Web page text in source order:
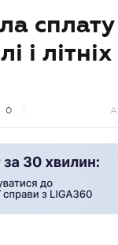
і
0